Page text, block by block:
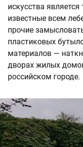
искусства
известные всем
прочие
пластиковых
материалов —
дворах жилых
российском городе.